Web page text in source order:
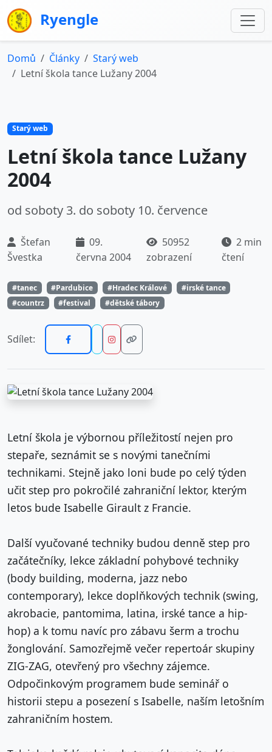
Ryengle
Domů Články
Starý web
Letní škola tance Lužany 2004
Starý web
Letní škola tance Lužany
2004
od soboty 3. do soboty 10. července
Štefan
Švestka
09.
června 2004
50952
zobrazení
2 min
čtení
#tanec #Pardubice #Hradec Králové
#irské tance
#countrz
#festival #dětské tábory
Sdílet:
Letní škola je výbornou příležitostí nejen pro
stepaře, seznámit se s novými tanečními
technikami. Stejně jako loni bude po celý týden
učit step pro pokročilé zahraniční lektor, kterým
letos bude Isabelle Girault z Francie.
Další vyučované techniky budou denně step pro
začátečníky, lekce základní pohybové techniky
(body building, moderna, jazz nebo
contemporary), lekce doplňkových technik (swing,
akrobacie, pantomima, latina, irské tance a hip-
hop) a k tomu navíc pro zábavu šerm a trochu
žonglování. Samozřejmě večer repertoár skupiny
ZIG-ZAG, otevřený pro všechny zájemce.
Odpočinkovým programem bude seminář o
historii stepu a posezení s Isabelle, naším letošním
zahraničním hostem.